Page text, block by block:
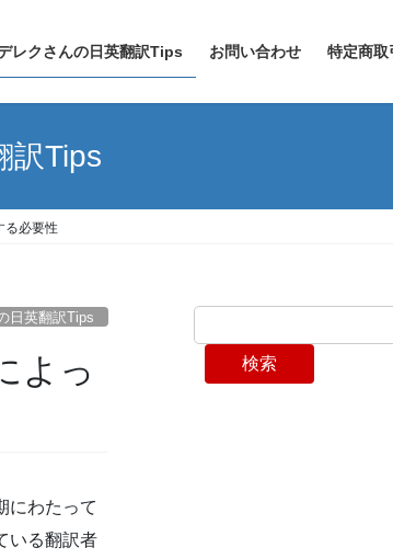
レクさんの日英翻訳Tips お問い合わせ 特定商取
訳Tips
る必要性
日英翻訳Tips
よっ
にわたって
いる翻訳者
検索